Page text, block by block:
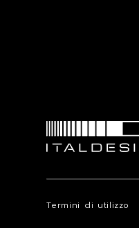
Termini di utilizzo